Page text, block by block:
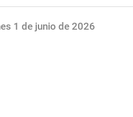
1 de junio de 2026